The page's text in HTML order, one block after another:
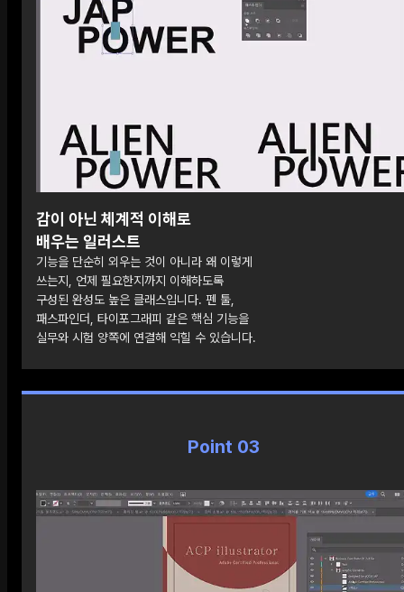
감이 아닌 체계적 이해로
배우는 일러스트
기능을 단순히 외우는 것이 아니라 왜 이렇게
쓰는지, 언제 필요한지까지 이해하도록
구성된 완성도 높은 클래스입니다. 펜 툴,
패스파인더, 타이포그래피 같은 핵심 기능을
실무와 시험 양쪽에 연결해 익힐 수 있습니다.
Point 03